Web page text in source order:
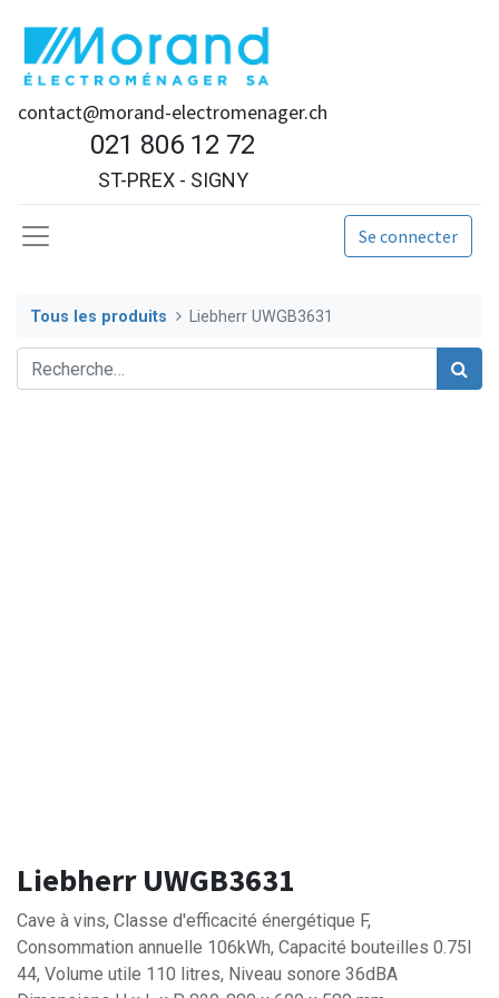
contact@morand-electromenager.ch
021 806 12 72
ST-PREX - SIGNY
Se connecter
Tous les produits Liebherr UWGB3631
Liebherr UWGB3631
Cave à vins, Classe d'efficacité énergétique F,
Consommation annuelle 106kWh, Capacité bouteilles 0.75l
44, Volume utile 110 litres, Niveau sonore 36dBA